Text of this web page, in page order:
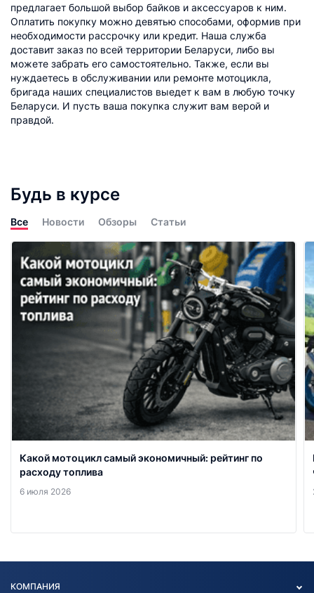
предлагает большой выбор байков и аксессуаров к ним.
Оплатить покупку можно девятью способами, оформив при
необходимости рассрочку или кредит. Наша служба
доставит заказ по всей территории Беларуси, либо вы
можете забрать его самостоятельно. Также, если вы
нуждаетесь в обслуживании или ремонте мотоцикла,
бригада наших специалистов выедет к вам в любую точку
Беларуси. И пусть ваша покупка служит вам верой и
правдой.
Будь в курсе
Все Новости Обзоры Статьи
Какой мотоцикл самый экономичный: рейтинг по
расходу топлива
6 июля 2026
КОМПАНИЯ